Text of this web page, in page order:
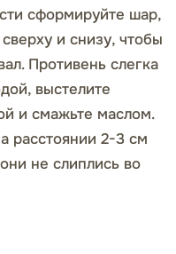
сформируйте шар,
и снизу, чтобы
Противень слегка
выстелите
и смажьте маслом.
расстоянии 2-3 см
не слиплись во